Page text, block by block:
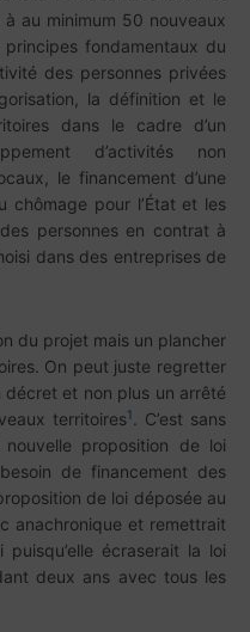
au minimum 50 nouveaux
fondamentaux du
des personnes privées
la définition et le
dans le cadre d’un
d’activités non
le financement d’une
chômage pour l’État et les
personnes en contrat à
dans des entreprises de
du projet mais un plancher
On peut juste regretter
et non plus un arrêté
territoires1. C’est sans
proposition de loi
de financement des
de loi déposée au
anachronique et remettrait
écraserait la loi
deux ans avec tous les